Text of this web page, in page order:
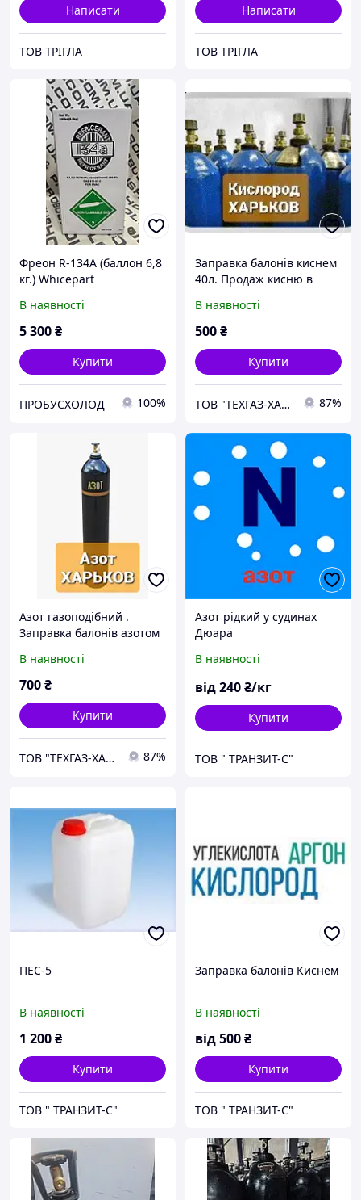
Написати
ТОВ ТРІГЛА
Написати
ТОВ ТРІГЛА
Фреон R-134А (баллон 6,8
кг.) Whicepart
В наявності
5 300₴
Купити
ПРОБУСХОЛОД 100%
Заправка балонів киснем
40л. Продаж кисню в
Харкові .
В наявності
500₴
Купити
ТОВ "ТЕХГАЗ-ХАРКІВ" 87%
Азот газоподібний .
Заправка балонів азотом
балонів з азотом . Купити
азот Харків
В наявності
700₴
Купити
ТОВ "ТЕХГАЗ-ХАРКІВ" 87%
Азот рідкий у судинах
Дюара
В наявності
від240₴/кг
Купити
ТОВ " ТРАНЗИТ-С"
ПЕС-5
В наявності
1 200₴
Купити
ТОВ " ТРАНЗИТ-С"
Заправка балонів Киснем
В наявності
від500₴
Купити
ТОВ " ТРАНЗИТ-С"